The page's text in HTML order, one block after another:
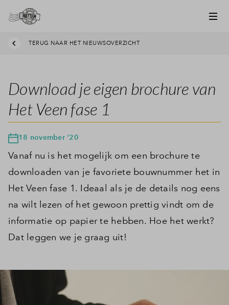
TERUG NAAR HET NIEUWSOVERZICHT
Download je eigen brochure van
Het Veen fase 1
18 november '20
Vanaf nu is het mogelijk om een brochure te
downloaden van je favoriete bouwnummer het in
Het Veen fase 1. Ideaal als je de details nog eens
na wilt lezen of het gewoon prettig vindt om de
informatie op papier te hebben. Hoe het werkt?
Dat leggen we je graag uit!